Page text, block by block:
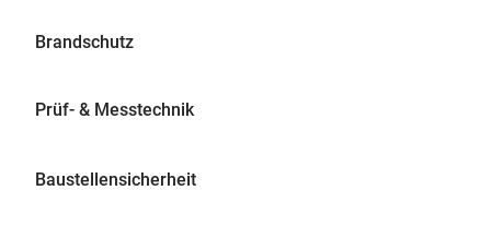
Brandschutz
Prüf- & Messtechnik
Baustellensicherheit